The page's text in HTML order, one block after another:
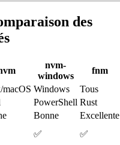
des
nvm-
windows
fnm
Windows Tous
PowerShell Rust
Bonne Excellente
✅ ✅